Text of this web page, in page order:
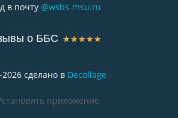
в почту @wsbs-msu.ru
о ББС ☆☆☆☆☆
2026 сделано в Decollage